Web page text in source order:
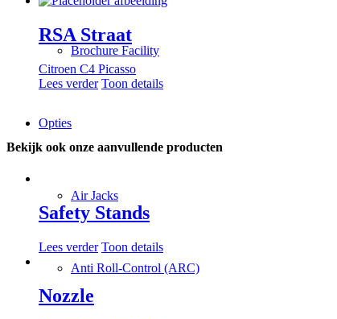
Brochure Facility
Opties
Air Jacks
Anti Roll-Control (ARC)
RSA Straat
Citroen C4 Picasso
Lees verder Toon details
Bekijk ook onze aanvullende producten
Safety Stands
Lees verder Toon details
Nozzle